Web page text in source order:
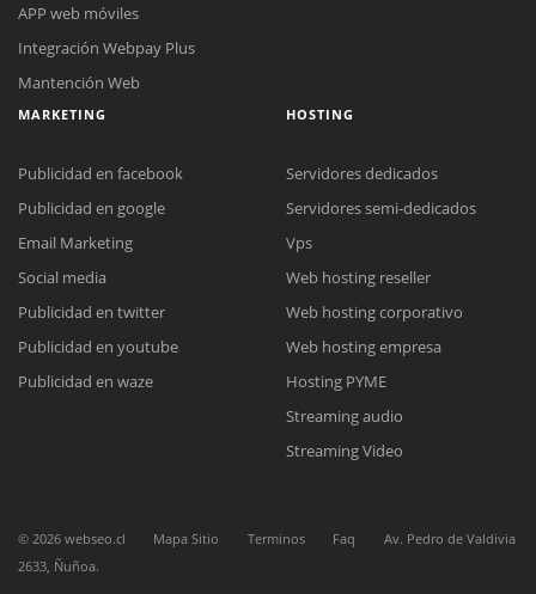
Reunión online
Nuestros ejecutivos le enviarán un correo electrónico con el enlace a
Meet para la reunión online.
Cotización
Chat Online
Todos nuestros ejecutivos están fuera de línea. Complete el formulario
APP web móviles
Integración Webpay Plus
Mantención Web
MARKETING
Publicidad en facebook
Publicidad en google
Email Marketing
Social media
Publicidad en twitter
Publicidad en youtube
Publicidad en waze
HOSTING
Servidores dedicados
Servidores semi-dedicados
Vps
Web hosting reseller
Web hosting corporativo
Web hosting empresa
Hosting PYME
Streaming audio
Streaming Video
© 2026 webseo.cl Mapa Sitio Terminos Faq
Av. Pedro de Valdivia
2633, Ñuñoa.